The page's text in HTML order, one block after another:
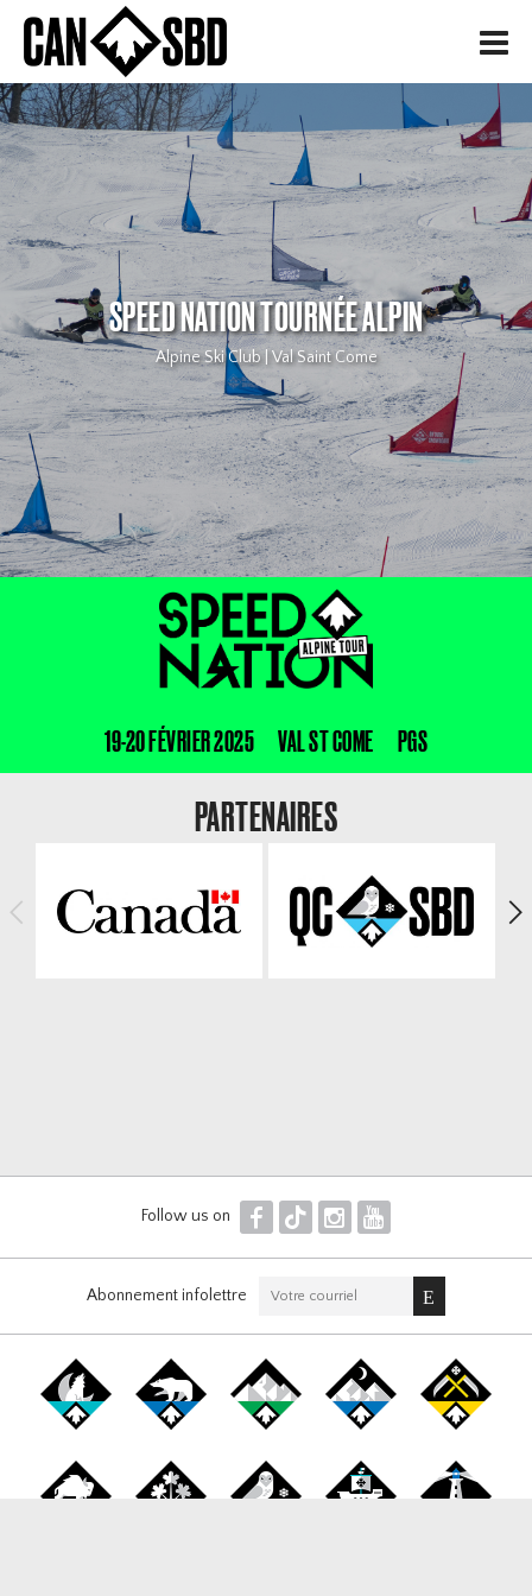
H
SPEED NATION TOURNÉE ALPIN
Alpine Ski Club | Val Saint Come
19-20 FÉVRIER 2025 VAL ST COME PGS
PARTENAIRES
< >
Follow us on F T I Y
Abonnement infolettre